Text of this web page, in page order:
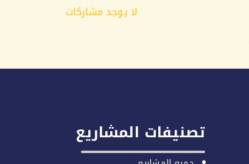
لا يوجد مشاركات
تصنيفات المشاريع